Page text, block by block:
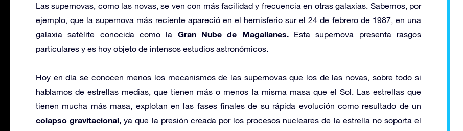
Las supernovas, como las novas, se ven con más facilidad y frecuencia en otras galaxias. Sabemos, por
ejemplo, que la supernova más reciente apareció en el hemisferio sur el 24 de febrero de 1987, en una
galaxia satélite conocida como la Gran Nube de Magallanes.Esta supernova presenta rasgos
particulares y es hoy objeto de intensos estudios astronómicos.
Hoy en día se conocen menos los mecanismos de las supernovas que los de las novas, sobre todo si
hablamos de estrellas medias, que tienen más o menos la misma masa que el Sol. Las estrellas que
tienen mucha más masa, explotan en las fases finales de su rápida evolución como resultado de un
colapso gravitacional, ya que la presión creada por los procesos nucleares de la estrella no soporta el